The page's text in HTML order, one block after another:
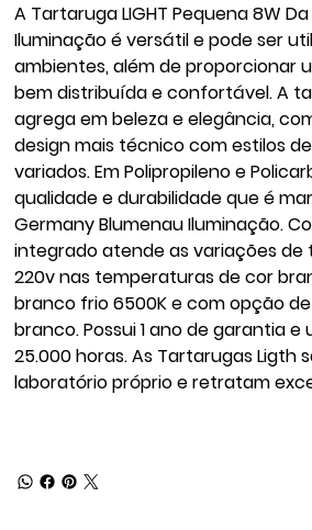
A Tartaruga LIGHT Pequena 8W
Iluminação é versátil e pode ser
ambientes, além de proporcionar
bem distribuída e confortável. A
agrega em beleza e elegância,
design mais técnico com estilos
variados. Em Polipropileno e
qualidade e durabilidade que é
Germany Blumenau Iluminação.
integrado atende as variações de
220v nas temperaturas de cor
branco frio 6500K e com opção
branco. Possui 1 ano de garantia e
25.000 horas. As Tartarugas Ligth
laboratório próprio e retratam